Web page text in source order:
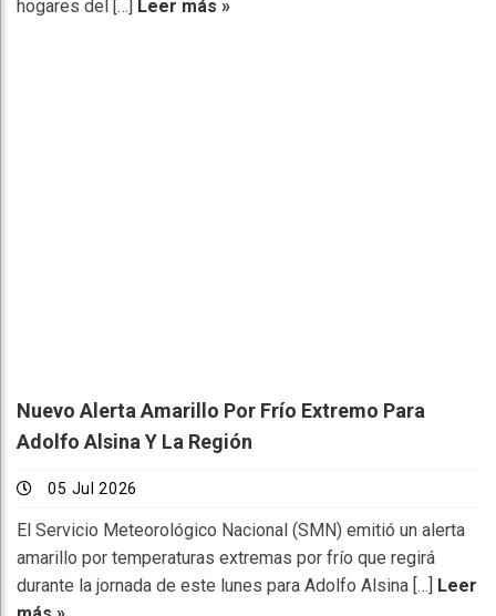
hogares del […]
Leer más »
Nuevo Alerta Amarillo Por Frío Extremo Para
Adolfo Alsina Y La Región
05 Jul 2026
El Servicio Meteorológico Nacional (SMN) emitió un alerta
amarillo por temperaturas extremas por frío que regirá
durante la jornada de este lunes para Adolfo Alsina […] Leer